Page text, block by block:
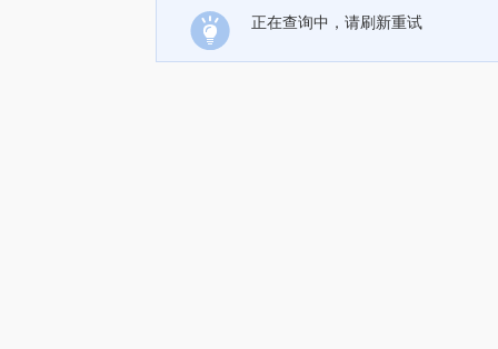
正在查询中，请刷新重试